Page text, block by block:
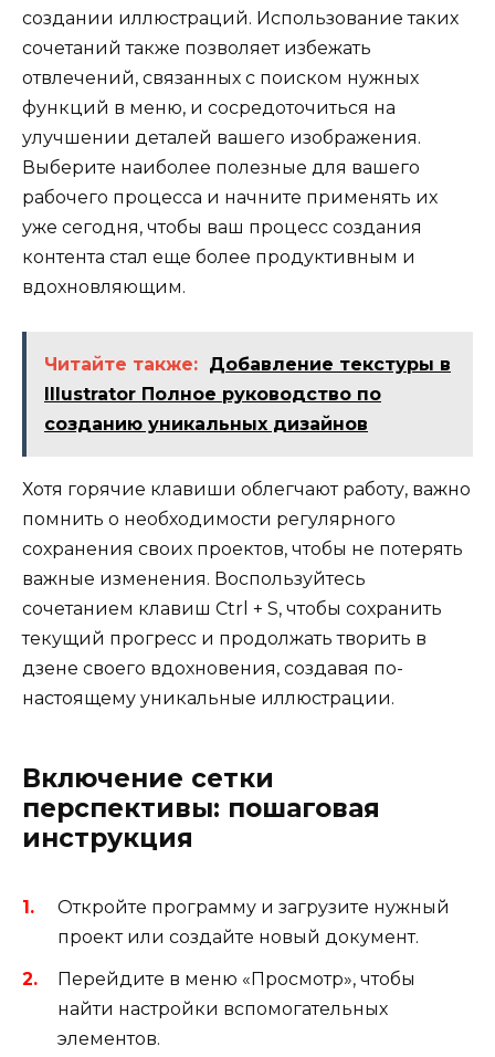
создании иллюстраций. Использование таких
сочетаний также позволяет избежать
отвлечений, связанных с поиском нужных
функций в меню, и сосредоточиться на
улучшении деталей вашего изображения.
Выберите наиболее полезные для вашего
рабочего процесса и начните применять их
уже сегодня, чтобы ваш процесс создания
контента стал еще более продуктивным и
вдохновляющим.
Читайте также: Добавление текстуры в
Illustrator Полное руководство по
созданию уникальных дизайнов
Хотя горячие клавиши облегчают работу, важно
помнить о необходимости регулярного
сохранения своих проектов, чтобы не потерять
важные изменения. Воспользуйтесь
сочетанием клавиш Ctrl + S, чтобы сохранить
текущий прогресс и продолжать творить в
дзене своего вдохновения, создавая по-
настоящему уникальные иллюстрации.
Включение сетки
перспективы: пошаговая
инструкция
Откройте программу и загрузите нужный
проект или создайте новый документ.
Перейдите в меню «Просмотр», чтобы
найти настройки вспомогательных
элементов.